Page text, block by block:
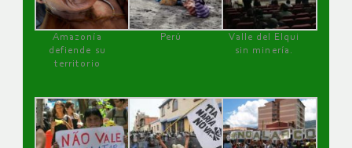
Amazonía
defiende su
territorio
Perú
Valle del Elqui
sin minería.